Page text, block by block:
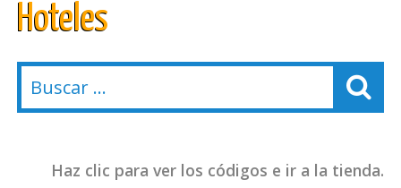
Hoteles
Haz clic para ver los códigos e ir a la tienda.